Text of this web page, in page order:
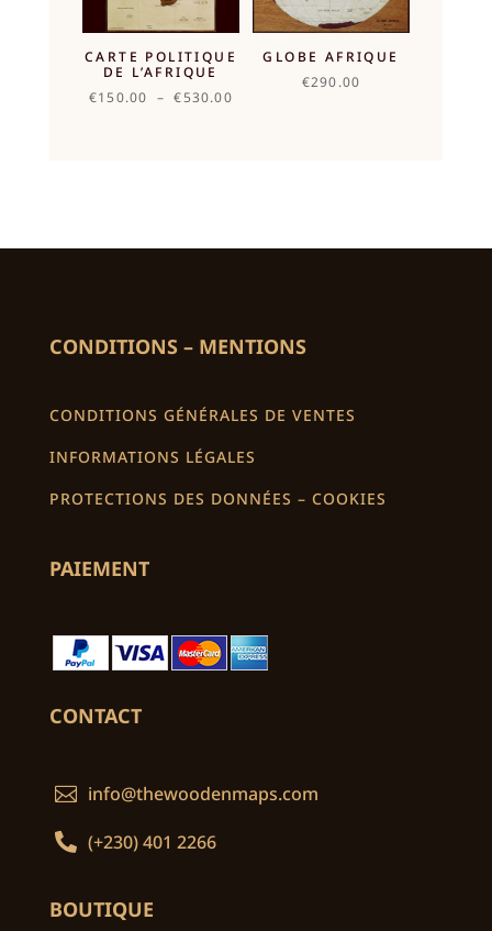
CARTE POLITIQUE
DE L’AFRIQUE
€150.00 – €530.00Plage
GLOBE AFRIQUE
€290.00
CONDITIONS – MENTIONS
CONDITIONS GÉNÉRALES DE VENTES
INFORMATIONS LÉGALES
PROTECTIONS DES DONNÉES – COOKIES
PAIEMENT
CONTACT
 info@thewoodenmaps.com
 (+230) 401 2266
BOUTIQUE